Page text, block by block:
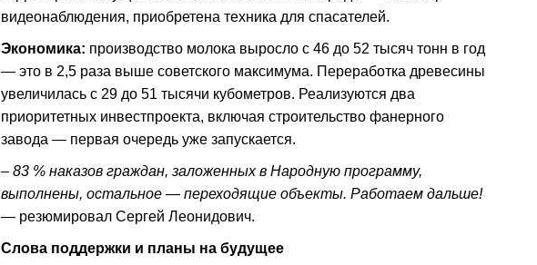
видеонаблюдения, приобретена техника для спасателей.
Экономика: производство молока выросло с 46 до 52 тысяч тонн в год
— это в 2,5 раза выше советского максимума. Переработка древесины
увеличилась с 29 до 51 тысячи кубометров. Реализуются два
приоритетных инвестпроекта, включая строительство фанерного
завода — первая очередь уже запускается.
– 83 % наказов граждан, заложенных в Народную программу,
выполнены, остальное — переходящие объекты. Работаем дальше!
— резюмировал Сергей Леонидович.
Слова поддержки и планы на будущее